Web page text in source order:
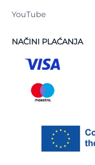
YouTube
NAČINI PLAĆANJA